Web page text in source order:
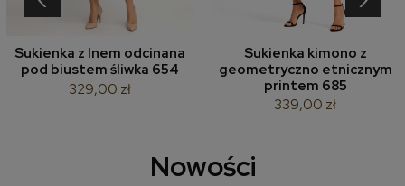
Sukienka z lnem odcinana
pod biustem śliwka 654
329,00 zł
Sukienka kimono z
geometryczno etnicznym
printem 685
339,00 zł
Nowości